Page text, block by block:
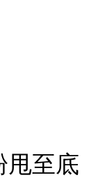
甩至底